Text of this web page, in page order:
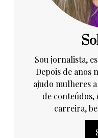
Sou jornalista,
Depois de anos
ajudo mulheres
de conteúdos,
carreira,